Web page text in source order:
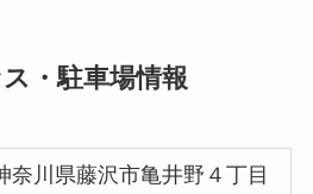
・駐車場情報
奈川県藤沢市亀井野４丁目